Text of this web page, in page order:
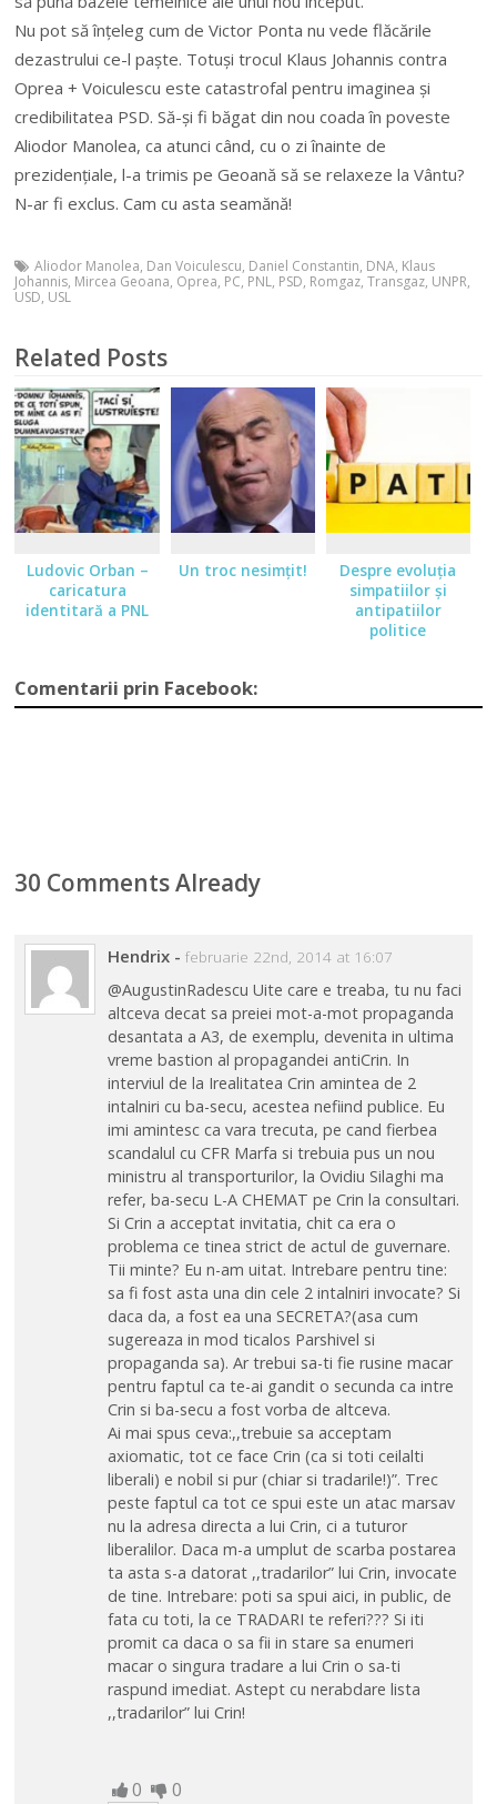
Nu pot să înțeleg cum de Victor Ponta nu vede flăcările
dezastrului ce-l paște. Totuși trocul Klaus Johannis contra
Oprea + Voiculescu este catastrofal pentru imaginea și
credibilitatea PSD. Să-și fi băgat din nou coada în poveste
Aliodor Manolea, ca atunci când, cu o zi înainte de
prezidențiale, l-a trimis pe Geoană să se relaxeze la Vântu?
N-ar fi exclus. Cam cu asta seamănă!
Aliodor Manolea, Dan Voiculescu, Daniel Constantin, DNA, Klaus
Johannis, Mircea Geoana, Oprea, PC, PNL, PSD, Romgaz,Transgaz, UNPR,
USD, USL
Related Posts
Ludovic Orban –
caricatura
identitară a PNL
Un troc nesimţit!
Despre evoluţia
simpatiilor şi
antipatiilor
politice
Comentarii prin Facebook:
30 Comments Already
Hendrix - februarie 22nd, 2014 at 16:07
@AugustinRadescu Uite care e treaba, tu nu faci
altceva decat sa preiei mot-a-mot propaganda
desantata a A3, de exemplu, devenita in ultima
vreme bastion al propagandei antiCrin. In
interviul de la Irealitatea Crin amintea de 2
intalniri cu ba-secu, acestea nefiind publice. Eu
imi amintesc ca vara trecuta, pe cand fierbea
scandalul cu CFR Marfa si trebuia pus un nou
ministru al transporturilor, la Ovidiu Silaghi ma
refer, ba-secu L-A CHEMAT pe Crin la consultari.
Si Crin a acceptat invitatia, chit ca era o
problema ce tinea strict de actul de guvernare.
Tii minte? Eu n-am uitat. Intrebare pentru tine:
sa fi fost asta una din cele 2 intalniri invocate? Si
daca da, a fost ea una SECRETA?(asa cum
sugereaza in mod ticalos Parshivel si
propaganda sa). Ar trebui sa-ti fie rusine macar
pentru faptul ca te-ai gandit o secunda ca intre
Crin si ba-secu a fost vorba de altceva.
Ai mai spus ceva:,,trebuie sa acceptam
axiomatic, tot ce face Crin (ca si toti ceilalti
liberali) e nobil si pur (chiar si tradarile!)”. Trec
peste faptul ca tot ce spui este un atac marsav
nu la adresa directa a lui Crin, ci a tuturor
liberalilor. Daca m-a umplut de scarba postarea
ta asta s-a datorat ,,tradarilor” lui Crin, invocate
de tine. Intrebare: poti sa spui aici, in public, de
fata cu toti, la ce TRADARI te referi??? Si iti
promit ca daca o sa fii in stare sa enumeri
macar o singura tradare a lui Crin o sa-ti
raspund imediat. Astept cu nerabdare lista
,,tradarilor” lui Crin!
0 0